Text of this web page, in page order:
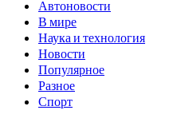
Автоновости
В мире
Наука и технология
Новости
Популярное
Разное
Спорт